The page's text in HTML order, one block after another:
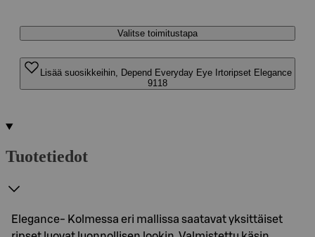
Valitse toimitustapa
Lisää suosikkeihin, Depend Everyday Eye Irtoripset Elegance
9118
Tuotetiedot
Elegance- Kolmessa eri mallissa saatavat yksittäiset